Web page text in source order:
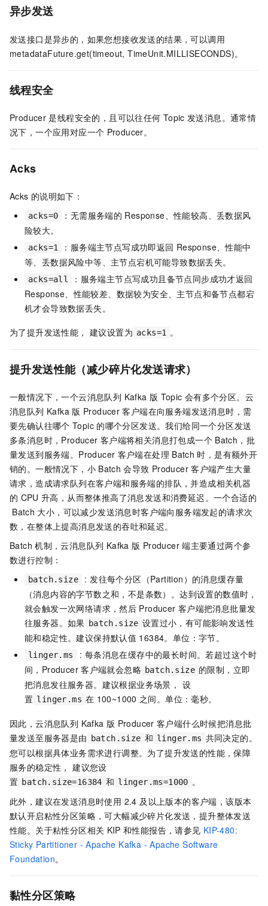
异步发送
发送接口是异步的，如果您想接收发送的结果，可以调用
metadataFuture.get(timeout, TimeUnit.MILLISECONDS)。
线程安全
Producer 是线程安全的，且可以往任何 Topic 发送消息。通常情
况下，一个应用对应一个 Producer。
Acks
Acks 的说明如下：
acks=0 ：无需服务端的 Response、性能较高、丢数据风
险较大。
acks=1 ：服务端主节点写成功即返回 Response、性能中
等、丢数据风险中等、主节点宕机可能导致数据丢失。
acks=all
：服务端主节点写成功且备节点同步成功才返回
Response、性能较差、数据较为安全、主节点和备节点都宕
机才会导致数据丢失。
为了提升发送性能， 建议设置为 acks=1 。
提升发送性能（减少碎片化发送请求）
一般情况下，一个云消息队列 Kafka 版 Topic 会有多个分区。 云
消息队列 Kafka 版 Producer 客户端在向服务端发送消息时，需
要先确认往哪个 Topic 的哪个分区发送。我们给同一个分区发送
多条消息时，Producer 客户端将相关消息打包成一个 Batch，批
量发送到服务端。Producer 客户端在处理 Batch 时，是有额外开
销的。一般情况下，小 Batch 会导致 Producer 客户端产生大量
请求，造成请求队列在客户端和服务端的排队，并造成相关机器
的 CPU 升高，从而整体推高了消息发送和消费延迟。一个合适的
Batch 大小，可以减少发送消息时客户端向服务端发起的请求次
数，在整体上提高消息发送的吞吐和延迟。
Batch 机制，云消息队列 Kafka 版 Producer 端主要通过两个参
数进行控制：
batch.size
: 发往每个分区（Partition）的消息缓存量
（消息内容的字节数之和，不是条数）。达到设置的数值时，
就会触发一次网络请求，然后 Producer 客户端把消息批量发
往服务器。如果 batch.size 设置过小，有可能影响发送性
能和稳定性。建议保持默认值 16384。单位：字节。
linger.ms
: 每条消息在缓存中的最长时间。若超过这个时
间，Producer 客户端就会忽略 batch.size 的限制，立即
把消息发往服务器。建议根据业务场景， 设
置 linger.ms 在 100~1000 之间。单位：毫秒。
因此，云消息队列 Kafka 版 Producer 客户端什么时候把消息批
量发送至服务器是由
batch.size 和 linger.ms 共同决定的。
您可以根据具体业务需求进行调整。为了提升发送的性能，保障
服务的稳定性， 建议您设
置 batch.size=16384 和 linger.ms=1000 。
此外，建议在发送消息时使用 2.4 及以上版本的客户端，该版本
默认开启粘性分区策略，可大幅减少碎片化发送，提升整体发送
性能。关于粘性分区相关 KIP 和性能报告，请参见 KIP-480:
Sticky Partitioner - Apache Kafka - Apache Software
Foundation。
黏性分区策略